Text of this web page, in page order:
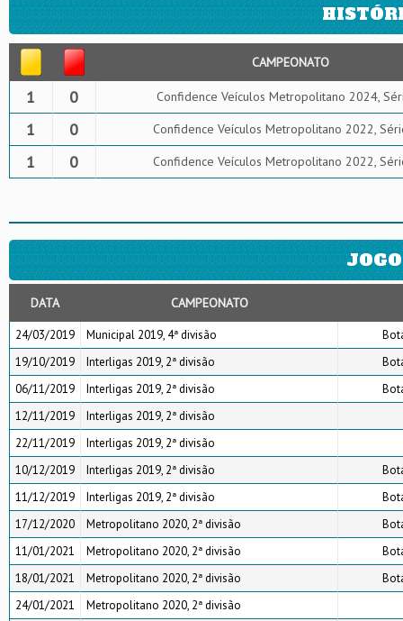
CAMPEONATO
1 0 Confidence Veículos Metropolitano 2024,
1 0 Confidence Veículos Metropolitano 2022,
1 0 Confidence Veículos Metropolitano 2022,
DATA CAMPEONATO
24/03/2019 Municipal 2019, 4ª divisão
19/10/2019
Interligas 2019, 2ª divisão
06/11/2019
Interligas 2019, 2ª divisão
12/11/2019
Interligas 2019, 2ª divisão
22/11/2019
Interligas 2019, 2ª divisão
10/12/2019
Interligas 2019, 2ª divisão
11/12/2019
Interligas 2019, 2ª divisão
17/12/2020
Metropolitano 2020, 2ª divisão
11/01/2021
Metropolitano 2020, 2ª divisão
18/01/2021
Metropolitano 2020, 2ª divisão
24/01/2021
Metropolitano 2020, 2ª divisão